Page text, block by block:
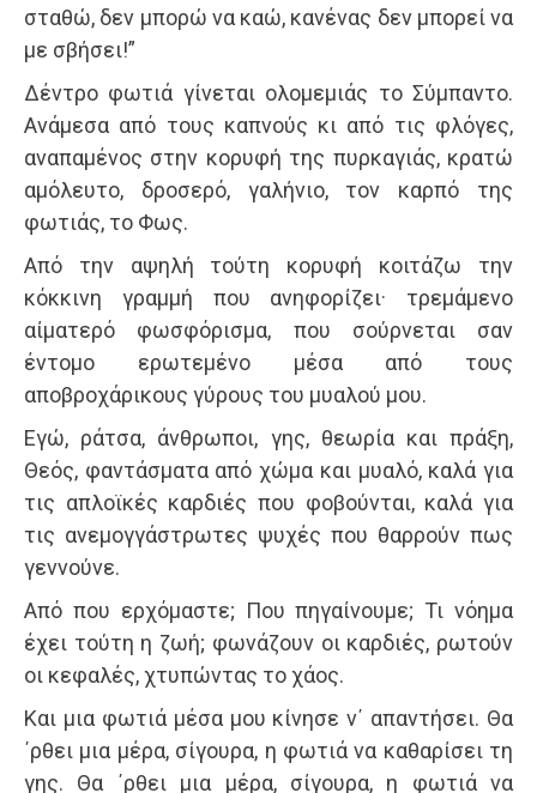
σταθώ, δεν μπορώ να καώ, κανένας δεν μπορεί να
με σβήσει!”
Δέντρο φωτιά γίνεται ολομεμιάς το Σύμπαντο.
Ανάμεσα από τους καπνούς κι από τις φλόγες,
αναπαμένος στην κορυφή της πυρκαγιάς, κρατώ
αμόλευτο, δροσερό, γαλήνιο, τον καρπό της
φωτιάς, το Φως.
Από την αψηλή τούτη κορυφή κοιτάζω την
κόκκινη γραμμή που ανηφορίζει· τρεμάμενο
αίματερό φωσφόρισμα, που σούρνεται σαν
έντομο ερωτεμένο μέσα από τους
αποβροχάρικους γύρους του μυαλού μου.
Εγώ, ράτσα, άνθρωποι, γης, θεωρία και πράξη,
Θεός, φαντάσματα από χώμα και μυαλό, καλά για
τις απλοϊκές καρδιές που φοβούνται, καλά για
τις ανεμογγάστρωτες ψυχές που θαρρούν πως
γεννούνε.
Από που ερχόμαστε; Που πηγαίνουμε; Τι νόημα
έχει τούτη η ζωή; φωνάζουν οι καρδιές, ρωτούν
οι κεφαλές, χτυπώντας το χάος.
Και μια φωτιά μέσα μου κίνησε ν΄ απαντήσει. Θα
΄ρθει μια μέρα, σίγουρα, η φωτιά να καθαρίσει τη
γης. Θα ΄ρθει μια μέρα, σίγουρα, η φωτιά να